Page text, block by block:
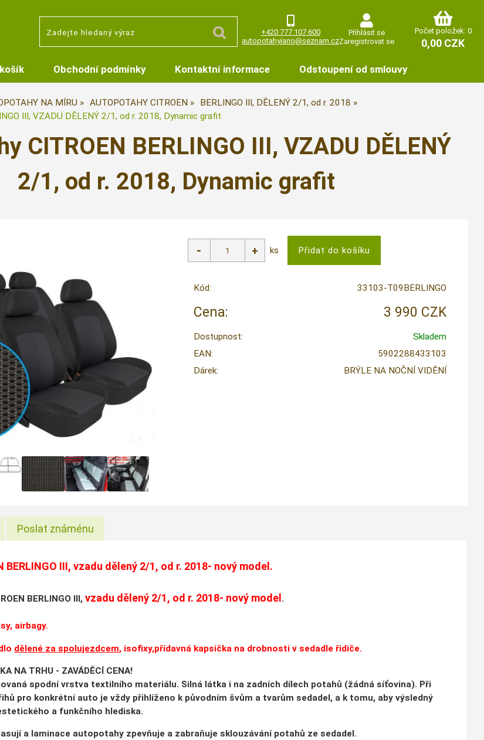
+420 777 107 600
autopotahyjano@seznam.cz
Přihlásit se
Zaregistrovat se
Počet položek: 0
0,00 CZK
Obchodní podmínky Kontaktní informace Odstoupení od smlouvy
NA MÍRU AUTOPOTAHY CITROEN
BERLINGO III, DĚLENÝ 2/1, od r. 2018
III, VZADU DĚLENÝ 2/1, od r. 2018, Dynamic grafit
CITROEN BERLINGO III, VZADU DĚLENÝ
2/1, od r. 2018, Dynamic grafit
ks
Kód: 33103-T09BERLINGO
Cena: 3 990 CZK
Dostupnost:
Skladem
EAN:
5902288433103
Dárek:
BRÝLE NA NOČNÍ VIDĚNÍ
Poslat známénu
BERLINGO III, vzadu dělený 2/1, od r. 2018- nový model .
BERLINGO III,vzadu dělený 2/1, od r. 2018- nový model .
airbagy.
dělené za spolujezdcem, isofixy,přídavná kapsička na drobnosti v sedadle řidiče.
NA TRHU - ZAVÁDĚCÍ CENA!
spodní vrstva textilního materiálu. Silná látka i na zadních dílech potahů (žádná síťovina). Při
pro konkrétní auto je vždy přihlíženo k původním švům a tvarům sedadel, a k tomu, aby výsledný
a funkčního hlediska.
a laminace autopotahy zpevňuje a zabraňuje sklouzávání potahů ze sedadel.